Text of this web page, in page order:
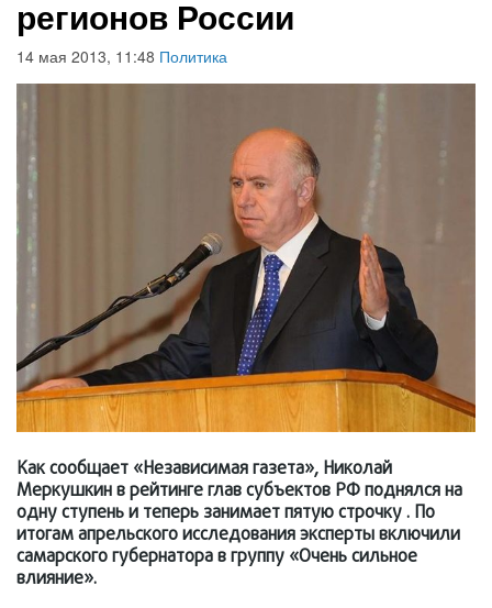
регионов России
14 мая 2013, 11:48 Политика
Как сообщает «Независимая газета», Николай
Меркушкин в рейтинге глав субъектов РФ поднялся на
одну ступень и теперь занимает пятую строчку . По
итогам апрельского исследования эксперты включили
самарского губернатора в группу «Очень сильное
влияние».